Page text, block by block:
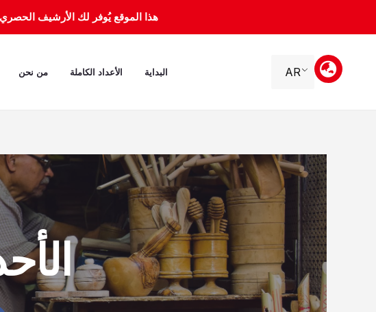
هذا الموقع يُوفر لك الأرشيف الحصري لرسالة "تونس
AR البداية الأعداد الكاملة من نحن
الأحد، 12